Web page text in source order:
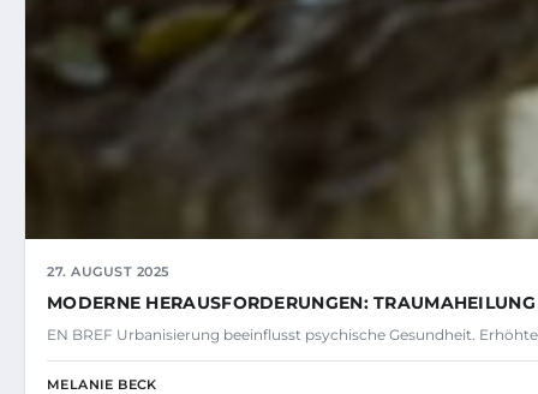
27. AUGUST 2025
MODERNE HERAUSFORDERUNGEN:
EN BREF Urbanisierung beeinflusst psychische Gesundheit.
MELANIE BECK